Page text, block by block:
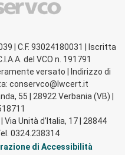
| C.F. 93024180031 | Iscritta
del VCO n. 191791
versato | Indirizzo di
conservco@lwcert.it
55 | 28922 Verbania (VB) |
| Via Unità d’Italia, 17 | 28844
0324.238314
di Accessibilità